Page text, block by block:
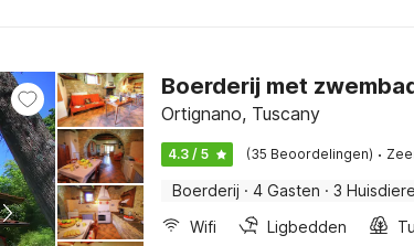
Boerderij met
Ortignano, Tuscany
4.3 / 5 (35 Beoordelingen) ·
Boerderij · 4 Gasten · 3
Wifi
Ligbedden